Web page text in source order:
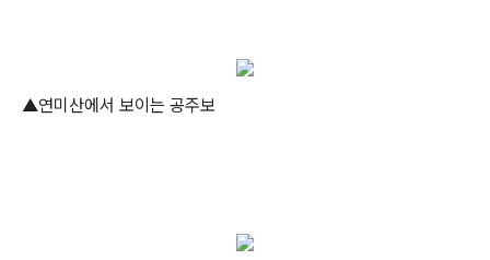
▲연미산에서 보이는 공주보